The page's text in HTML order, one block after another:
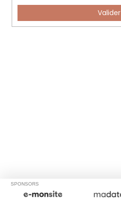
Valider
SPONSORS